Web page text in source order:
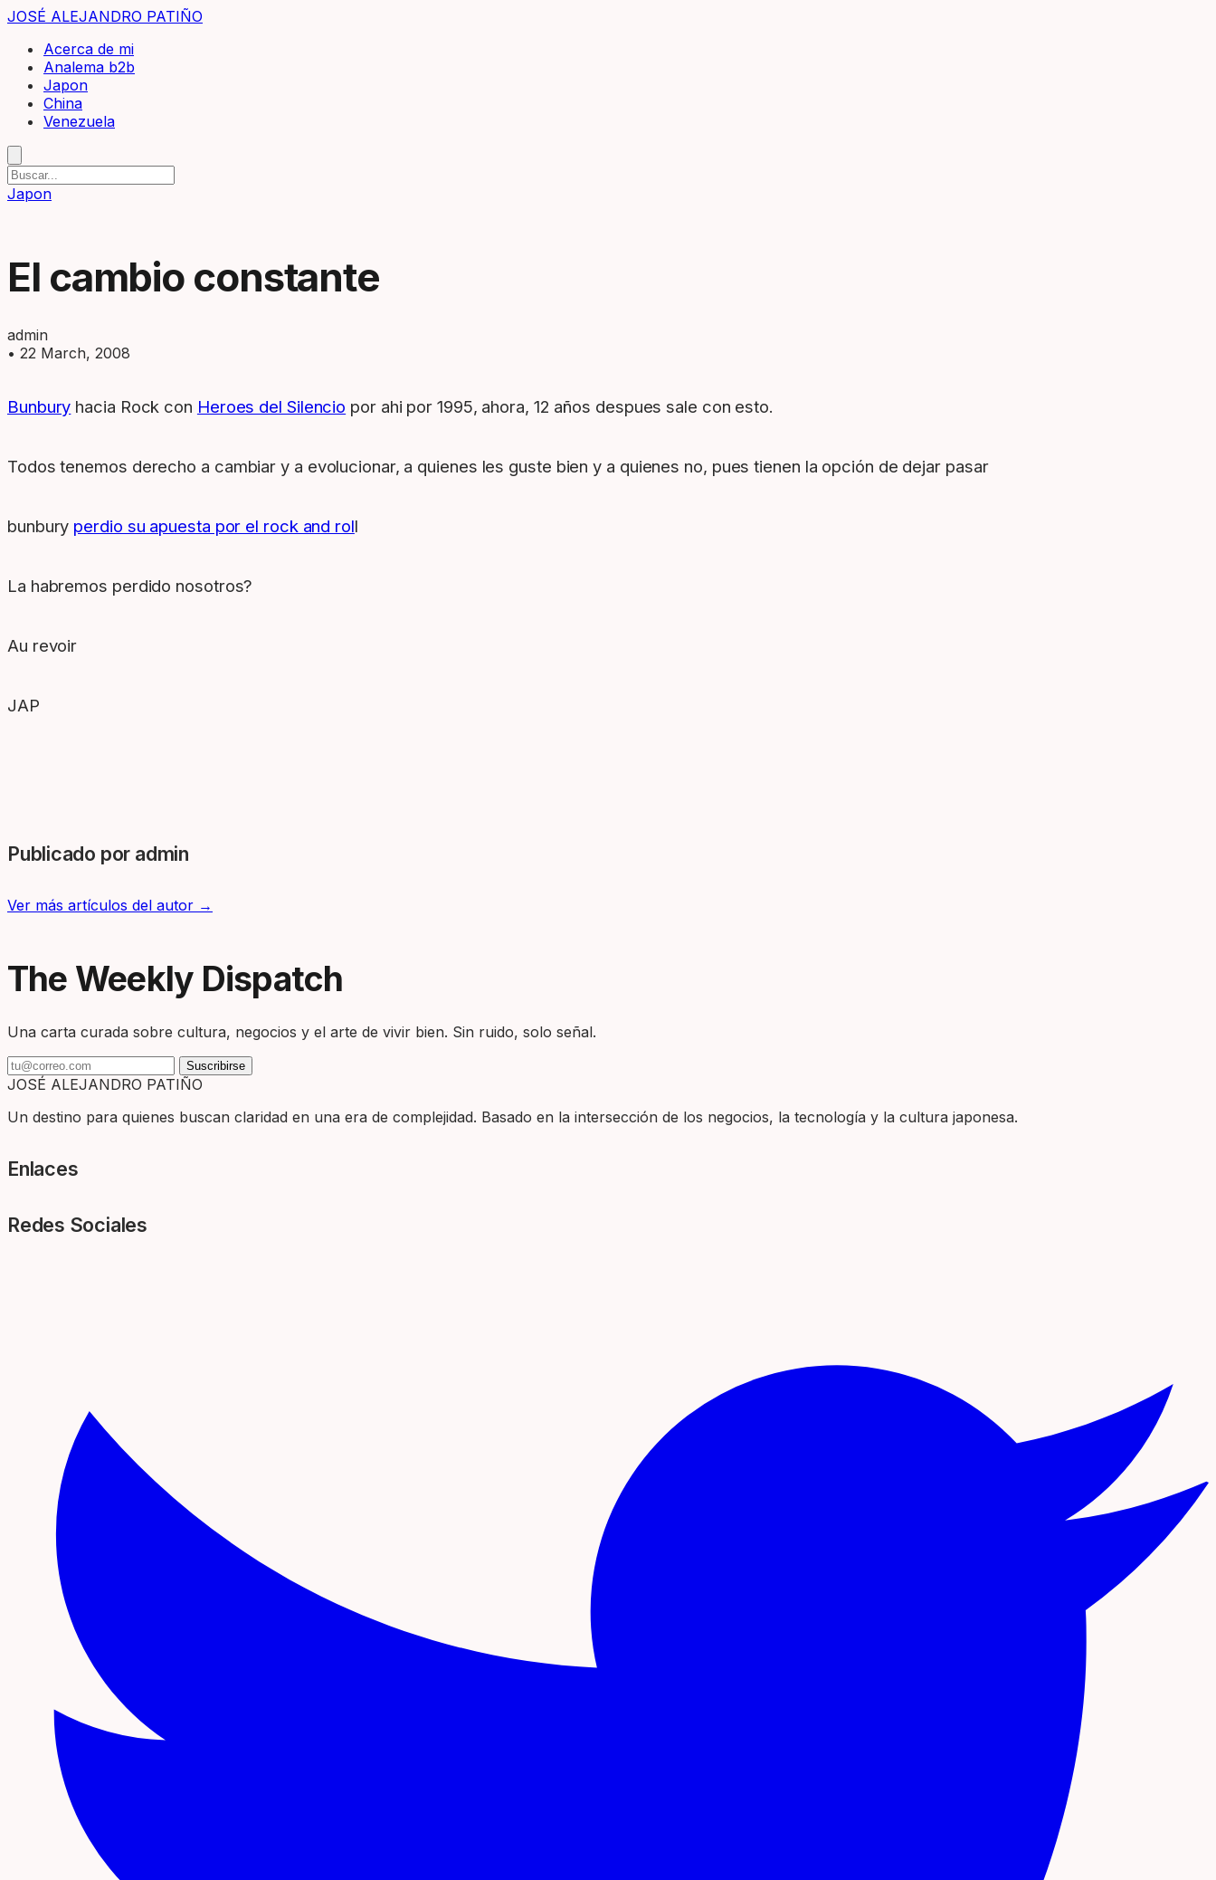
JOSÉ ALEJANDRO PATIÑO
Acerca de mi
Analema b2b
Japon
China
Venezuela
Japon
El cambio constante
admin
• 22 March, 2008
Bunbury hacia Rock con Heroes del Silencio por ahi por 1995, ahora, 12 años despues sale con esto.
Todos tenemos derecho a cambiar y a evolucionar, a quienes les guste bien y a quienes no, pues tienen la opción de dejar pasar
bunbury perdio su apuesta por el rock and roll
La habremos perdido nosotros?
Au revoir
JAP
Publicado por admin
Ver más artículos del autor →
The Weekly Dispatch
Una carta curada sobre cultura, negocios y el arte de vivir bien. Sin ruido, solo señal.
Suscribirse
JOSÉ ALEJANDRO PATIÑO
Un destino para quienes buscan claridad en una era de complejidad. Basado en la intersección de los negocios, la tecnología y la cultura japonesa.
Enlaces
Redes Sociales